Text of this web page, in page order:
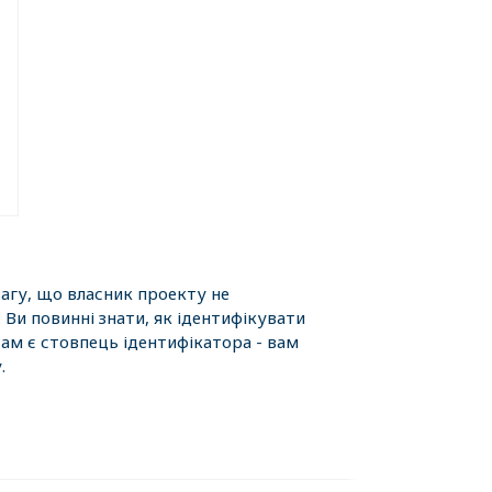
що власник проекту не
повинні знати, як ідентифікувати
є стовпець ідентифікатора - вам